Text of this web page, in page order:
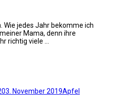
jedes Jahr bekomme ich
Mama, denn ihre
richtig viele …
3. November 2019Apfel